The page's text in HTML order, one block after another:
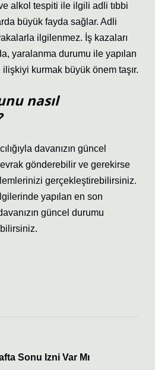
alkol tespiti ile ilgili adli tıbbi
büyük fayda sağlar. Adli
ilgilenmez. İş kazaları
yaralanma durumu ile yapılan
kurmak büyük önem taşır.
nasıl
davanızın güncel
gönderebilir ve gerekirse
gerçekleştirebilirsiniz.
yapılan en son
güncel durumu
Sonu Izni Var Mı